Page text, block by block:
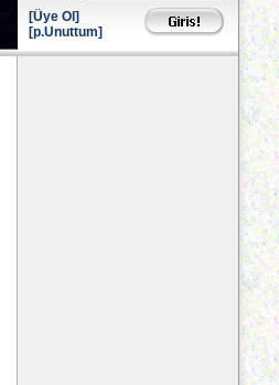
[Üye Ol]
[p.Unuttum]